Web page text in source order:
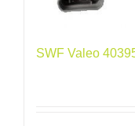
SWF Valeo